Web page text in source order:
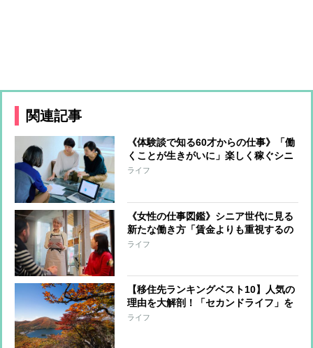
関連記事
《体験談で知る60才からの仕事》「働
くことが生きがいに」楽しく稼ぐシニ
ア女性の働き方をリアルレポート
ライフ
《女性の仕事図鑑》シニア世代に見る
新たな働き方「賃金よりも重視するの
は…」シニア女性が活躍する12の仕事
ライフ
【移住先ランキングベスト10】人気の
理由を大解剖！「セカンドライフ」を
求めるシニア層から「暮らしを整えた
ライフ